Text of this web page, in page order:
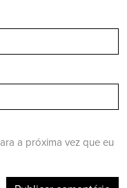
a próxima vez que eu